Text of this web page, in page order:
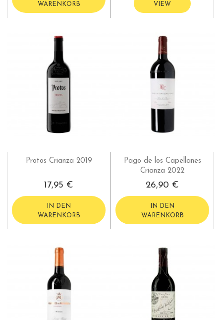
WARENKORB VIEW
Protos Crianza 2019
17,95 €
IN DEN
WARENKORB
Pago de los Capellanes
Crianza 2022
26,90 €
IN DEN
WARENKORB